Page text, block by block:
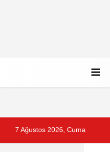
7 Ağustos 2026, Cuma